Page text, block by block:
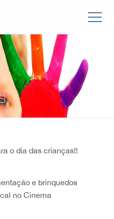
o dia das crianças!!
e brinquedos
no Cinema